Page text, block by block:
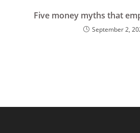
Five money myths that
September 2,